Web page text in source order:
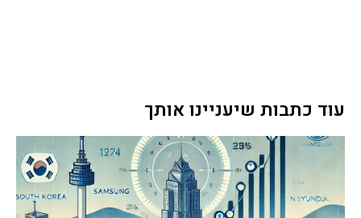
עוד כתבות שיעניינו אותך